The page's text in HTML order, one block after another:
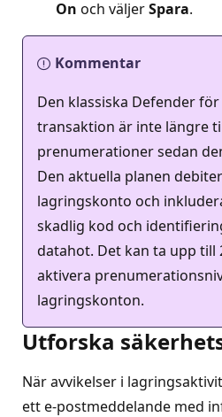
On och väljerSpara.
Kommentar
Den klassiska Defender
transaktion är inte längre
prenumerationer sedan
Den aktuella planen
lagringskonto och
skadlig kod och
datahot. Det kan ta upp till
aktivera
lagringskonton.
Utforska
När avvikelser i
ett e-postmeddelande med